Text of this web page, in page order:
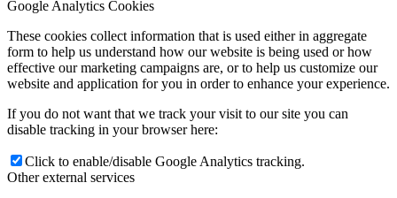
Google Analytics Cookies
These cookies collect information that is used either in aggregate
form to help us understand how our website is being used or how
effective our marketing campaigns are, or to help us customize our
website and application for you in order to enhance your experience.
If you do not want that we track your visit to our site you can
disable tracking in your browser here:
Click to enable/disable Google Analytics tracking.
Other external services